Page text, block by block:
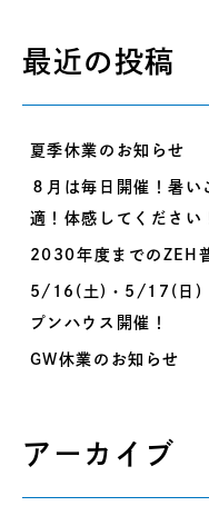
最近の投稿
夏季休業のお知らせ
８月は毎日開催！暑
適！体感してください
2030年度までのZEH
5/16(土)・5/17(日)
プンハウス開催！
GW休業のお知らせ
アーカイブ